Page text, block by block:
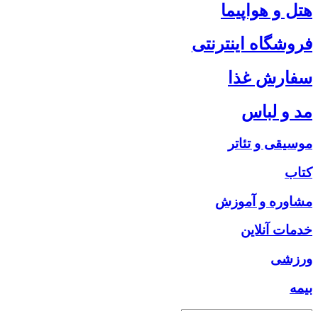
هتل و هواپیما
فروشگاه اینترنتی
سفارش غذا
مد و لباس
موسیقی و تئاتر
کتاب
مشاوره و آموزش
خدمات آنلاین
ورزشی
بیمه